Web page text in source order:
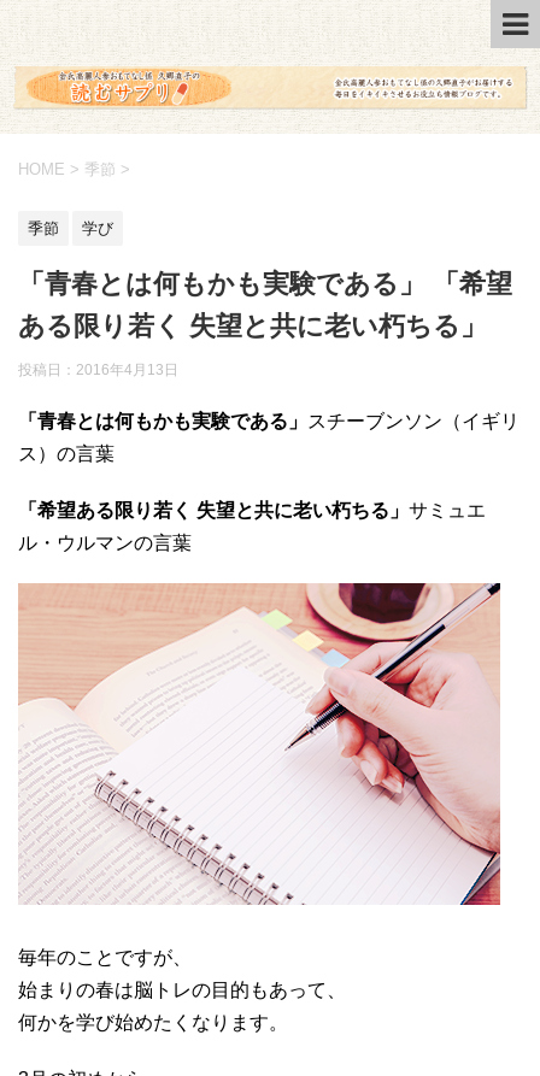
HOME > 季節 >
季節 学び
「青春とは何もかも実験である」 「希望
ある限り若く 失望と共に老い朽ちる」
投稿日：2016年4月13日
「青春とは何もかも実験である」 スチーブンソン（イギリ
ス）の言葉
「希望ある限り若く 失望と共に老い朽ちる」 サミュエ
ル・ウルマンの言葉
毎年のことですが、
始まりの春は脳トレの目的もあって、
何かを学び始めたくなります。